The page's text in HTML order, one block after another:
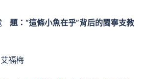
題：“這條小魚在乎”背后的閩寧支教
福梅